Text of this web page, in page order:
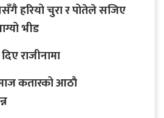
हरियो चुरा र पोतेले सजिए
भीड
राजीनामा
कतारको आठाै